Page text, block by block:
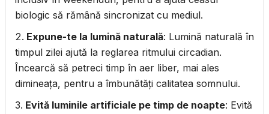
biologic să rămână sincronizat cu mediul.
Expune-te la lumină naturală: Lumină naturală în
timpul zilei ajută la reglarea ritmului circadian.
Încearcă să petreci timp în aer liber, mai ales
dimineața, pentru a îmbunătăți calitatea somnului.
Evită luminile artificiale pe timp de noapte: Evită